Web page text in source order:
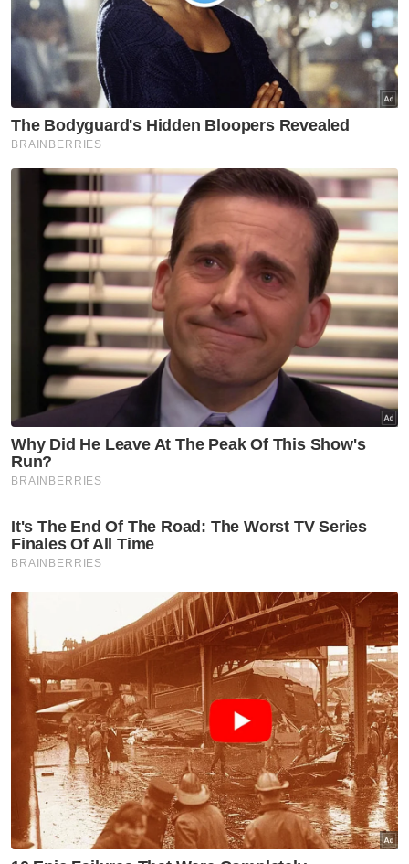
masyarakat pada masa hadapan,” katanya.
Berita Telus & Tulus menerusi E-Mel setiap
hari!
Berdasarkan pertuduhan, kedua-dua mereka didakwa
memperdagangkan seorang wanita tempatan berusia 29 tahun
bagi tujuan eksploitasi seks dengan cara menyalahgunakan
kedudukan mangsa yang mudah terdedah kepada bahaya
perbuatan pemerdagangan orang.
Sebelum menjatuhkan hukuman, Mohd Zul
Zakiqudin berkata, mahkamah berharap
hukuman yang dikenakan itu dapat
menginsafkan kedua-dua tertuduh.
Pendakwaan turut dikendalikan Timbalan
Pendakwa Raya Noradila Abdul Latif. -